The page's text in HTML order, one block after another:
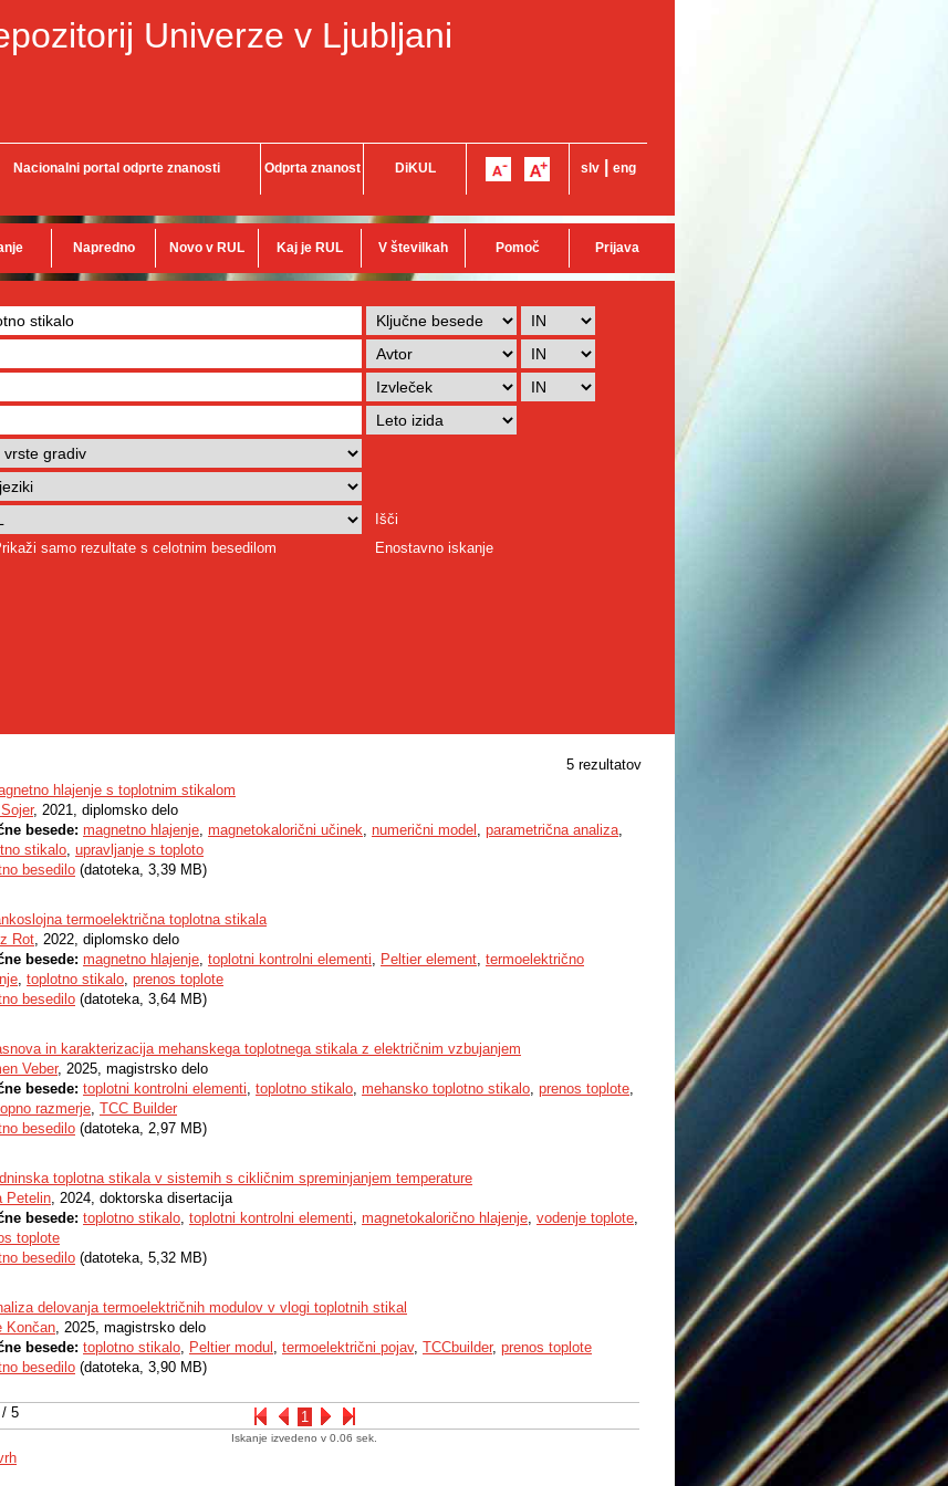
Univerze v Ljubljani
Nacionalni portal odprte znanosti Odprta znanost DiKUL slv eng
Napredno Novo v RUL Kaj je RUL V številkah Pomoč Prijava
Išči
samo rezultate s celotnim besedilom
Enostavno iskanje
5 rezultatov
/ 5 1
hlajenje s toplotnim stikalom
, 2021, diplomsko delo
besede: magnetno hlajenje, magnetokalorični učinek, numerični model , parametrična analiza,
stikalo, upravljanje s toploto
besedilo (datoteka, 3,39 MB)
termoelektrična toplotna stikala
Rot, 2022, diplomsko delo
besede: magnetno hlajenje, toplotni kontrolni elementi, Peltier element, termoelektrično
, toplotno stikalo, prenos toplote
besedilo (datoteka, 3,64 MB)
in karakterizacija mehanskega toplotnega stikala z električnim vzbujanjem
Veber, 2025, magistrsko delo
besede: toplotni kontrolni elementi, toplotno stikalo, mehansko toplotno stikalo, prenos toplote,
razmerje, TCC Builder
besedilo (datoteka, 2,97 MB)
toplotna stikala v sistemih s cikličnim spreminjanjem temperature
Petelin, 2024, doktorska disertacija
besede: toplotno stikalo, toplotni kontrolni elementi, magnetokalorično hlajenje, vodenje toplote,
toplote
besedilo (datoteka, 5,32 MB)
delovanja termoelektričnih modulov v vlogi toplotnih stikal
Končan, 2025, magistrsko delo
besede: toplotno stikalo, Peltier modul , termoelektrični pojav, TCCbuilder, prenos toplote
besedilo (datoteka, 3,90 MB)
Iskanje izvedeno v 0.06 sek.